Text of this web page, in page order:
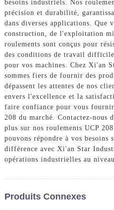
besoins industriels. Nos
précision et durabilité,
dans diverses applications. Que
construction, de l'exploitation
roulements sont conçus pour
des conditions de travail
pour vos machines. Chez Xi'an
sommes fiers de fournir des
dépassent les attentes de nos
envers l'excellence et la
faire confiance pour vous
208 du marché. Contactez-nous
plus sur nos roulements UCP
pouvons répondre à vos besoins
différence avec Xi'an Star
opérations industrielles au
Produits Connexes